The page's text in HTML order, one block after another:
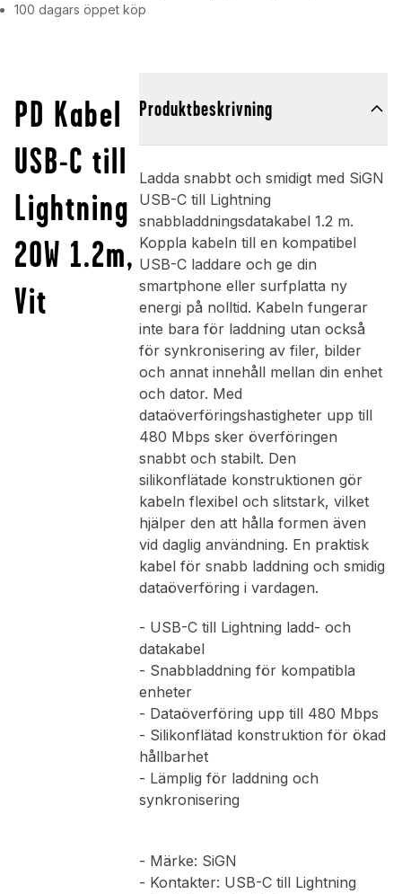
100 dagars öppet köp
PD Kabel
USB-C till
Lightning
20W 1.2m,
Vit
Produktbeskrivning
Ladda snabbt och smidigt med SiGN
USB-C till Lightning
snabbladdningsdatakabel 1.2 m.
Koppla kabeln till en kompatibel
USB-C laddare och ge din
smartphone eller surfplatta ny
energi på nolltid. Kabeln fungerar
inte bara för laddning utan också
för synkronisering av filer, bilder
och annat innehåll mellan din enhet
och dator. Med
dataöverföringshastigheter upp till
480 Mbps sker överföringen
snabbt och stabilt. Den
silikonflätade konstruktionen gör
kabeln flexibel och slitstark, vilket
hjälper den att hålla formen även
vid daglig användning. En praktisk
kabel för snabb laddning och smidig
dataöverföring i vardagen.
- USB-C till Lightning ladd- och
datakabel
- Snabbladdning för kompatibla
enheter
- Dataöverföring upp till 480 Mbps
- Silikonflätad konstruktion för ökad
hållbarhet
- Lämplig för laddning och
synkronisering
- Märke: SiGN
- Kontakter: USB-C till Lightning